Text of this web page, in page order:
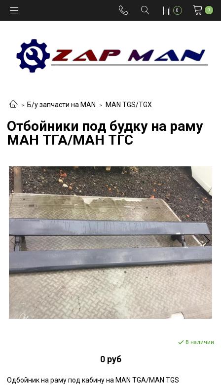
0 0
Б/у запчасти на MAN MAN TGS/TGX
Отбойники под будку на раму
МАН ТГА/МАН ТГС
В наличии
0 руб
Одбойник на раму под кабину на MAN TGA/MAN TGS